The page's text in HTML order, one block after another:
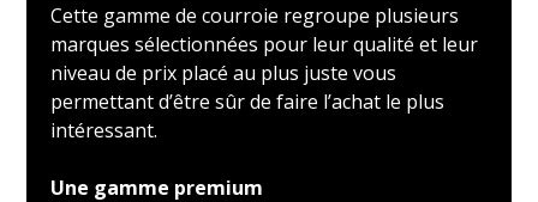
Cette gamme de courroie regroupe plusieurs
marques sélectionnées pour leur qualité et leur
niveau de prix placé au plus juste vous
permettant d’être sûr de faire l’achat le plus
intéressant.
Une gamme premium